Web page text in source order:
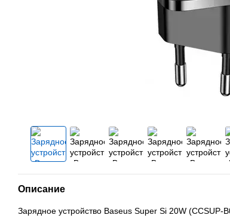
Описание
Зарядное устройство Baseus Super Si 20W